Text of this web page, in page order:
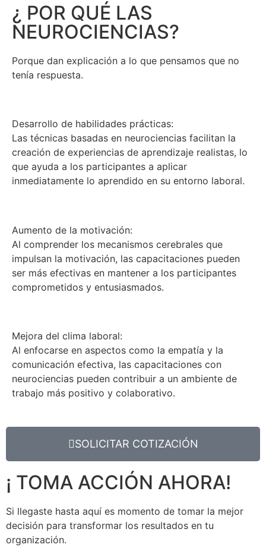
¿ POR QUÉ LAS
NEUROCIENCIAS?
Porque dan explicación a lo que pensamos que no
tenía respuesta.
Desarrollo de habilidades prácticas:
Las técnicas basadas en neurociencias facilitan la
creación de experiencias de aprendizaje realistas, lo
que ayuda a los participantes a aplicar
inmediatamente lo aprendido en su entorno laboral.
Aumento de la motivación:
Al comprender los mecanismos cerebrales que
impulsan la motivación, las capacitaciones pueden
ser más efectivas en mantener a los participantes
comprometidos y entusiasmados.
Mejora del clima laboral:
Al enfocarse en aspectos como la empatía y la
comunicación efectiva, las capacitaciones con
neurociencias pueden contribuir a un ambiente de
trabajo más positivo y colaborativo.
SOLICITAR COTIZACIÓN
¡ TOMA ACCIÓN AHORA!
Si llegaste hasta aquí es momento de tomar la mejor
decisión para transformar los resultados en tu
organización.